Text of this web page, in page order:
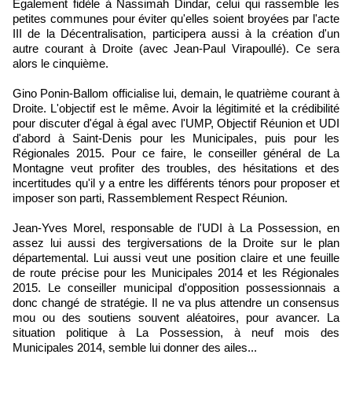
Egalement fidèle à Nassimah Dindar, celui qui rassemble les
petites communes pour éviter qu'elles soient broyées par l'acte
III de la Décentralisation, participera aussi à la création d'un
autre courant à Droite (avec Jean-Paul Virapoullé). Ce sera
alors le cinquième.
Gino Ponin-Ballom officialise lui, demain, le quatrième courant à
Droite. L'objectif est le même. Avoir la légitimité et la crédibilité
pour discuter d'égal à égal avec l'UMP, Objectif Réunion et UDI
d'abord à Saint-Denis pour les Municipales, puis pour les
Régionales 2015. Pour ce faire, le conseiller général de La
Montagne veut profiter des troubles, des hésitations et des
incertitudes qu'il y a entre les différents ténors pour proposer et
imposer son parti, Rassemblement Respect Réunion.
Jean-Yves Morel, responsable de l'UDI à La Possession, en
assez lui aussi des tergiversations de la Droite sur le plan
départemental. Lui aussi veut une position claire et une feuille
de route précise pour les Municipales 2014 et les Régionales
2015. Le conseiller municipal d'opposition possessionnais a
donc changé de stratégie. Il ne va plus attendre un consensus
mou ou des soutiens souvent aléatoires, pour avancer. La
situation politique à La Possession, à neuf mois des
Municipales 2014, semble lui donner des ailes...